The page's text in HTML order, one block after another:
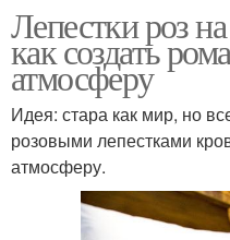
Лепестки роз
как создать
атмосферу
Идея: стара как мир, но
розовыми лепестками
атмосферу.